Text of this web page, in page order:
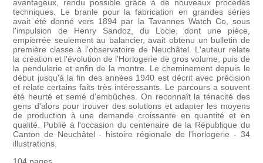
avantageux, rendu possible grâce à de nouveaux procédés
techniques. Le branle pour la fabrication en grandes séries
avait été donné vers 1894 par la Tavannes Watch Co, sous
l'impulsion de Henry Sandoz, du Locle, dont une pièce,
empierrée seulement au balancier, avait obtenu un bulletin de
première classe à l'observatoire de Neuchâtel. L'auteur relate
la création et l'évolution de l'Horlogerie de gros volume, puis de
la pendulerie et enfin de la montre. Le cheminement depuis le
début jusqu'à la fin des années 1940 est décrit avec précision
et relate certains faits très intéressants. Le parcours a souvent
été heurté et semé d'embûches. On reconnaît la ténacité des
gens d'alors pour trouver des solutions et adapter les moyens
de production à une demande croissante en quantité et en
qualité. Publié à l'occasion du centenaire de la République du
Canton de Neuchâtel - histoire régionale de l'horlogerie - 34
illustrations.